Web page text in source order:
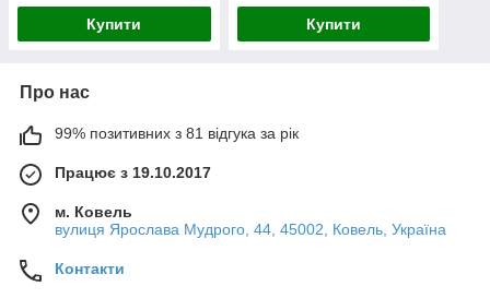
Купити Купити
Про нас
99% позитивних з 81 відгука за рік
Працює з 19.10.2017
м. Ковель
вулиця Ярослава Мудрого, 44, 45002, Ковель, Україна
Контакти